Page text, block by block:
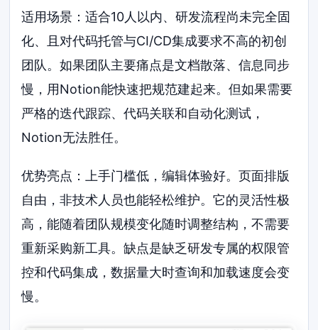
适用场景：适合10人以内、研发流程尚未完全固
化、且对代码托管与CI/CD集成要求不高的初创
团队。如果团队主要痛点是文档散落、信息同步
慢，用Notion能快速把规范建起来。但如果需要
严格的迭代跟踪、代码关联和自动化测试，
Notion无法胜任。
优势亮点：上手门槛低，编辑体验好。页面排版
自由，非技术人员也能轻松维护。它的灵活性极
高，能随着团队规模变化随时调整结构，不需要
重新采购新工具。缺点是缺乏研发专属的权限管
控和代码集成，数据量大时查询和加载速度会变
慢。